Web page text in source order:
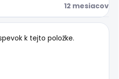
12 mesiacov
k tejto položke.